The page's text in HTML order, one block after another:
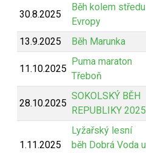
30.8.2025
Běh kolem středu
Evropy
13.9.2025 Běh Marunka
11.10.2025
Puma maraton
Třeboň
28.10.2025
SOKOLSKÝ BĚH
REPUBLIKY 2025
1.11.2025
Lyžařský lesní
běh Dobrá Voda u